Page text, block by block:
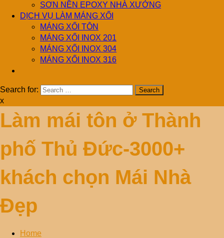
SƠN NỀN EPOXY NHÀ XƯỞNG
DỊCH VỤ LÀM MÁNG XỐI
MÁNG XỐI TÔN
MÁNG XỐI INOX 201
MÁNG XỐI INOX 304
MÁNG XỐI INOX 316
Search for:
x
Làm mái tôn ở Thành
phố Thủ Đức-3000+
khách chọn Mái Nhà
Đẹp
Home